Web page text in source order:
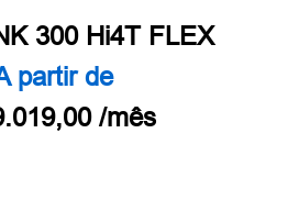
300 Hi4T FLEX
partir de
/mês